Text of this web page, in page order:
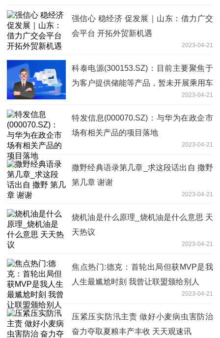
强信心 稳经济 促发展｜山东：借力广交
会平台 开拓外贸新机遇
2023-04-21
科泰电源(300153.SZ)：目前主要聚焦于
为客户提供储能等产品，暂未开展乘用车
2023-04-21
特发信息(000070.SZ)：与华为在政企市
场有相关产品的项目落地
2023-04-21
撒野经典语录第几章_求这段话出自 撒野
第几章 谢谢
2023-04-21
烧机油是什么原理_烧机油是什么意思 天
天热议
2023-04-21
焦点热门:德克：首轮出局但获MVP是我
人生最尴尬时刻 我曾让联盟颁给别人
2023-04-21
压紧压实防汛主责 做好小麦病虫害防治
奋力夺取夏粮丰产丰收 天天观速讯